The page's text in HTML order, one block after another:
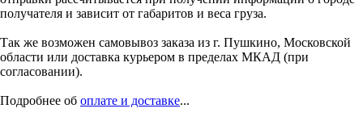
получателя и зависит от габаритов и веса груза.
Так же возможен самовывоз заказа из г. Пушкино, Московской
области или доставка курьером в пределах МКАД (при
согласовании).
Подробнее об оплате и доставке...